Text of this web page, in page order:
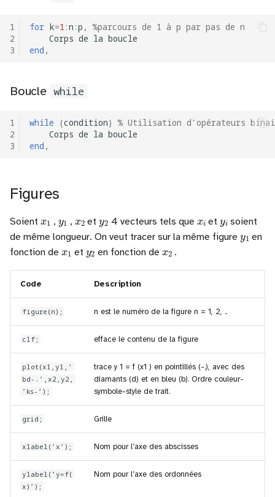
1
2
3
for k=1 :n :p , %parcours de 1 à p par pas de n
Corps de la boucle
end ,
Boucle while
1
2
3
while (condition) % Utilisation d’opérateurs
Corps de la boucle
end ,
Figures
Soient , , et 4 vecteurs tels que et
soient
de même longueur. On veut tracer sur la même figure
y1
en
fonction de
x1
et
y2
en fonction de
x2
.
Code Description
figure(n); n est le numéro de la figure n = 1, 2, ..
clf; efface le contenu de la figure
plot(x1,y1,’
bd-.’,x2,y2,
’ks-’);
trace y 1 = f (x1 ) en pointillés (-.), avec des
diamants (d) et en bleu (b). Ordre couleur-
symbole-style de trait.
grid; Grille
xlabel(’x’); Nom pour l’axe des abscisses
ylabel(’y=f(
x)’);
Nom pour l’axe des ordonnées